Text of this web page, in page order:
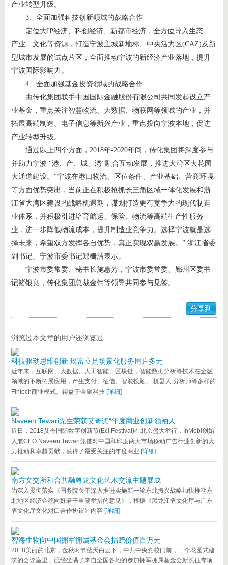
产业转型升级。
3、全面加强科技创新领域的战略合作
定位大IP经济、科创经济、新都市经济，全方位导入生态、
产业、文化等资源，打造宁波主城新地标、中央活力区(CAZ)及新
型城市发展的试点片区，全面推动宁波的新经济产业落地，提升
宁波国际影响力。
4、全面加强基金投资领域的战略合作
由传化集团联手中国国际金融股份有限公司共同发起设立产
业基金，重点关注智慧物流、大数据、物联网等领域的产业，并
拓展高端制造、电子信息等新兴产业，重点投向宁波本地，促进
产业转型升级。
通过以上四个方面，2018年-2020年间，传化集团将深度参与
并助力宁波 “港、产、城、湾”融合互动发展，推进大湾区大花园
大通道建设。“宁波在港口物流、区位条件、产业基础、营商环境
等方面优势突出，当前正在积极抢抓长三角区域一体化发展和浙
江省大湾区建设的战略机遇期，谋划打造更有竞争力的现代制造
业体系，并积极引进培育航运、保险、物流等高端生产性服务
业，进一步降低物流成本，提升制造业竞争力。选择宁波就是选
择未来，希望双方发挥各自优势，真正实现双赢发展。” 浙江省委
副书记、宁波市委书记郑栅洁表示。
宁波市委常委、秘书长施惠芳，宁波市委常委、鄞州区委书
记褚银良，传化集团总裁金伟等领导共同参与见签。
分享到
浏览过本文章的用户还浏览过
科技驱动思维创新 玖富立足场景化服务用户多元
近年来，互联网、大数据、人工智能、区块链，智能数据分析等技术在金融
领域的不断拓展应用，产生支付、征信、智能投顾、 机器人 分析师等多样的
Fintech商业模式。得益于金融科技 [详细]
Naveen Tewari先生荣获艾奇奖“年度商业创新领袖人
近日，2018艾奇国际数字创新节(Eci Festival)在北京盛大举行，InMobi创始
人兼CEO Naveen Tewari凭借对中国和印度两大市场移动广告行业创新的大
力推动和卓越贡献，获得了最受关注的年度商业 [详细]
南方文交所和合共融粤龙文化艺术交流主题展成
为深入贯彻落实《国务院关于深入推进实施新一轮东北振兴战略加快推动东
北地区经济企稳向好若干重要举措的意见》，根据《黑龙江省文化厅与广东
省文化厅文化对口合作协议》内容 [详细]
智海生物向中国拥军拥属基金会捐赠价值百万元
2018美丽的北京，金秋时节蓝天白云下，中共中央党校门前，一个花园式建
筑的会议室里，已经坐满了来自全国各地的参加拥军拥属基金会新长征专项